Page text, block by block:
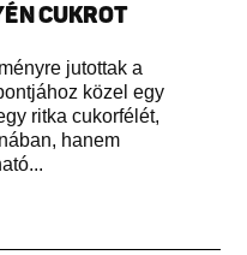
CUKROT
jutottak a
közel egy
ritka cukorfélét,
hanem